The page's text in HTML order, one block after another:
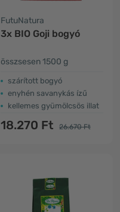
FutuNatura
3x BIO Goji bogyó
összsesen 1500 g
szárított bogyó
enyhén savanykás ízű
kellemes gyümölcsös illat
18.270 Ft 26.670 Ft